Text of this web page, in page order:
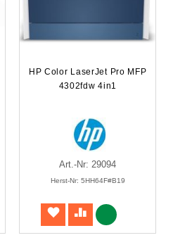
HP Color LaserJet Pro MFP
4302fdw 4in1
Art.-Nr: 29094
Herst-Nr: 5HH64F#B19